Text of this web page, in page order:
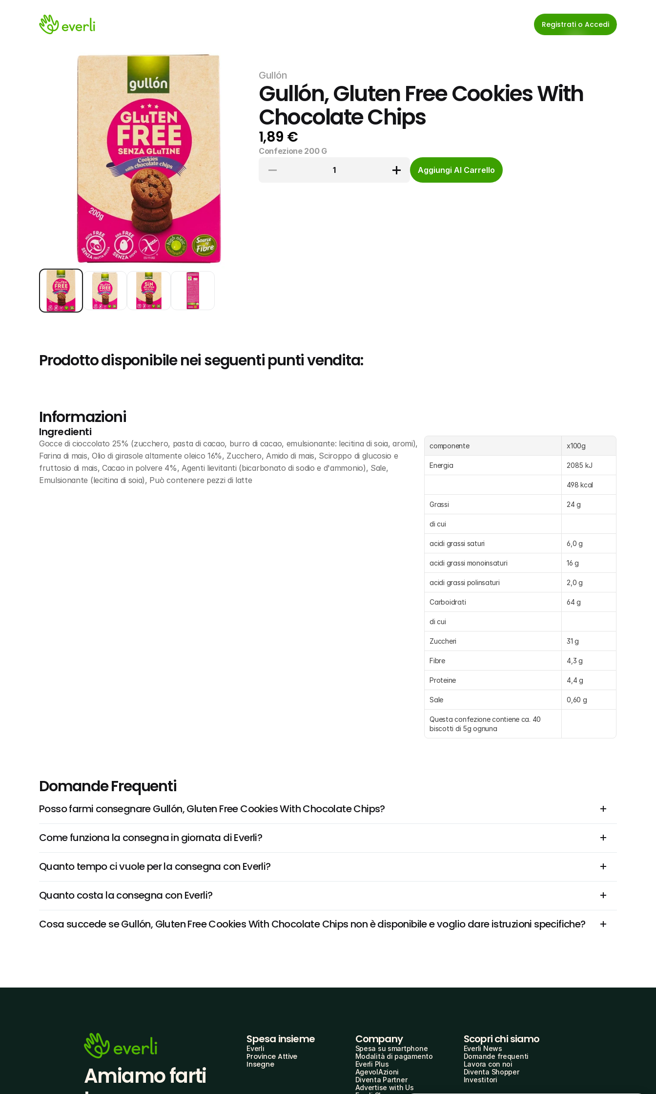
Registrati o Accedi
Gullón
Gullón, Gluten Free Cookies With
Chocolate Chips
1,89 €
Confezione 200 G
1
Aggiungi Al Carrello
Prodotto disponibile nei seguenti punti vendita:
Informazioni
Ingredienti
Gocce di cioccolato 25% (zucchero, pasta di cacao, burro di cacao, emulsionante: lecitina di soia, aromi),
Farina di mais, Olio di girasole altamente oleico 16%, Zucchero, Amido di mais, Sciroppo di glucosio e
fruttosio di mais, Cacao in polvere 4%, Agenti lievitanti (bicarbonato di sodio e d'ammonio), Sale,
Emulsionante (lecitina di soia), Può contenere pezzi di latte
componente x100g
Energia 2085 kJ
498 kcal
Grassi 24 g
di cui
acidi grassi saturi 6,0 g
acidi grassi monoinsaturi 16 g
acidi grassi polinsaturi 2,0 g
Carboidrati 64 g
di cui
Zuccheri 31 g
Fibre 4,3 g
Proteine 4,4 g
Sale 0,60 g
Questa confezione contiene ca. 40
biscotti di 5g ognuna
Domande Frequenti
Posso farmi consegnare Gullón, Gluten Free Cookies With Chocolate Chips?
Come funziona la consegna in giornata di Everli?
Quanto tempo ci vuole per la consegna con Everli?
Quanto costa la consegna con Everli?
Cosa succede se Gullón, Gluten Free Cookies With Chocolate Chips non è disponibile e voglio dare istruzioni specifiche?
Amiamo farti
Spesa insieme
Everli
Province Attive
Insegne
Company
Spesa su smartphone
Modalità di pagamento
Everli Plus
AgevolAzioni
Diventa Partner
Advertise with Us
Scopri chi siamo
Everli News
Domande frequenti
Lavora con noi
Diventa Shopper
Investitori